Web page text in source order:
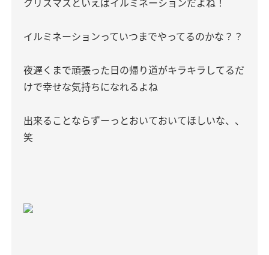
クリスマスといえばイルミネーションだよね！
イルミネーションっていつまでやってるのかな？？
夜遅くまで頑張った日の帰り道がキラキラしてるだ
けで幸せな気持ちになれるよね
出来ることならずーっとおいておいてほしいな、、
笑